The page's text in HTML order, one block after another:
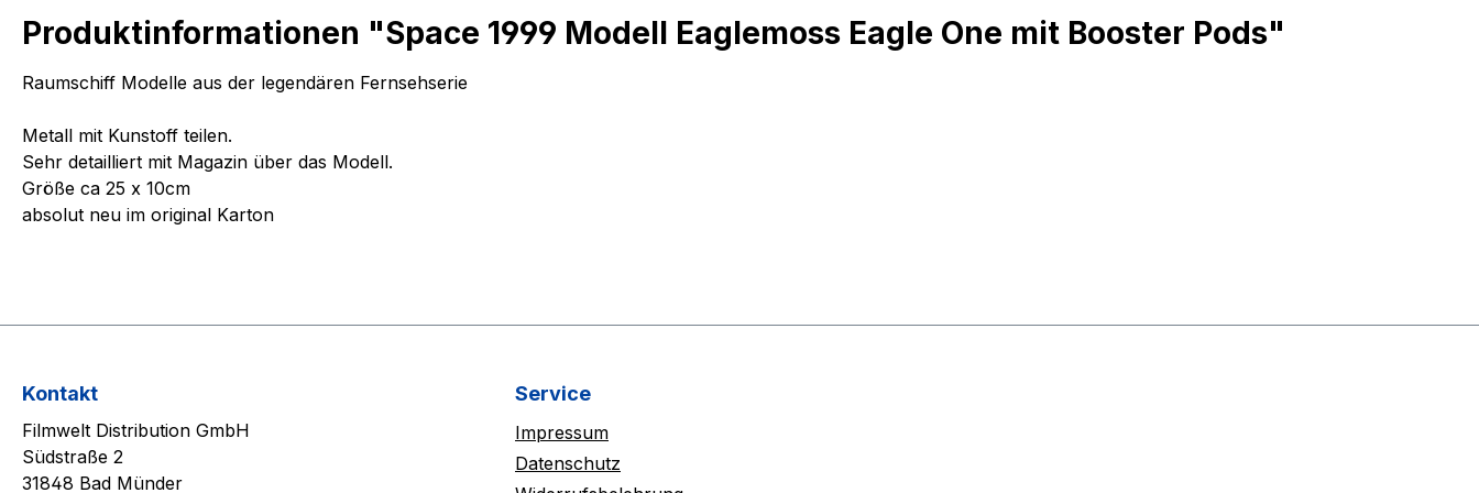
Produktinformationen "Space 1999 Modell Eaglemoss Eagle One mit Booster Pods"
Raumschiff Modelle aus der legendären Fernsehserie
Metall mit Kunstoff teilen.
Sehr detailliert mit Magazin über das Modell.
Größe ca 25 x 10cm
absolut neu im original Karton
Kontakt
Filmwelt Distribution GmbH
Südstraße 2
31848 Bad Münder
Service
Impressum
Datenschutz